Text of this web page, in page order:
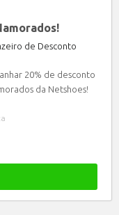
de Desconto
20% de desconto
da Netshoes!